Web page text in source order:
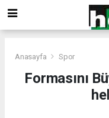
Anasayfa Spor
Formasını